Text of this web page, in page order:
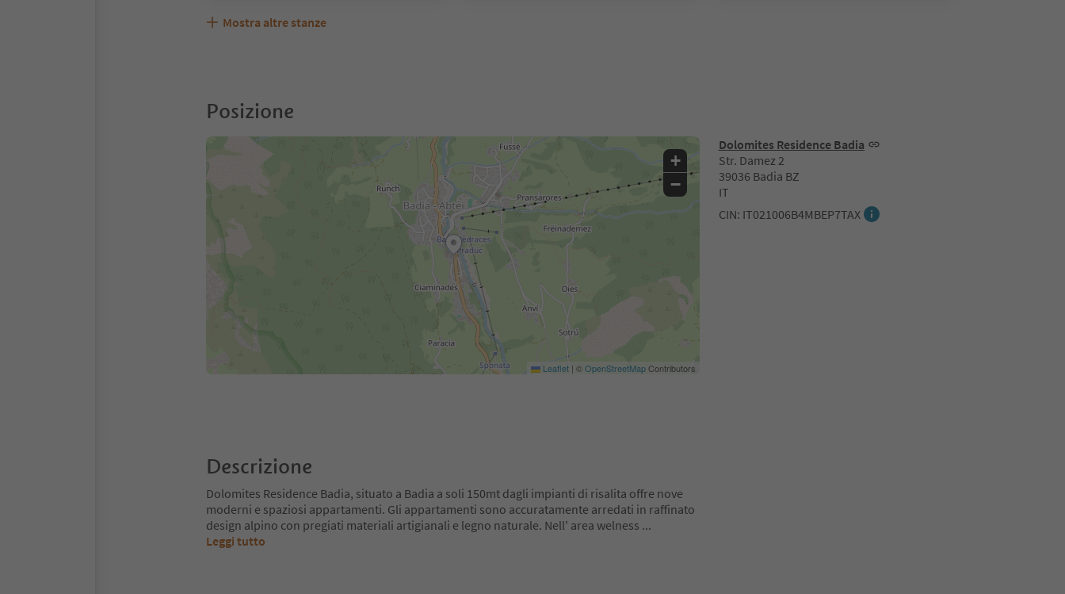
Mostra altre stanze
Posizione
Dolomites Residence Badia
Str. Damez 2
39036 Badia BZ
IT
CIN: IT021006B4MBEP7TAX
+
−
Leaflet | ©OpenStreetMapContributors
Descrizione
Dolomites Residence Badia, situato a Badia a soli 150mt dagli impianti di risalita offre nove
moderni e spaziosi appartamenti. Gli appartamenti sono accuratamente arredati in raffinato
design alpino con pregiati materiali artigianali e legno naturale. Nell' area welness ...
Leggi tutto